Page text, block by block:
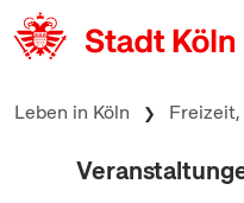
zum Inhalt springen
Leben in Köln